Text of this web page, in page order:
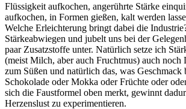
Flüssigkeit aufkochen, angerührte Stärke
aufkochen, in Formen gießen, kalt werden
Welche Erleichterung bringt dabei die
Stärkeabwiegen und jubelt uns bei der
paar Zusatzstoffe unter. Natürlich setze ich
(meist Milch, aber auch Fruchtmus) auch noch
zum Süßen und natürlich das, was Geschmack
Schokolade oder Mokka oder Früchte oder
sich die Faustformel oben merkt, gewinnt
Herzenslust zu experimentieren.